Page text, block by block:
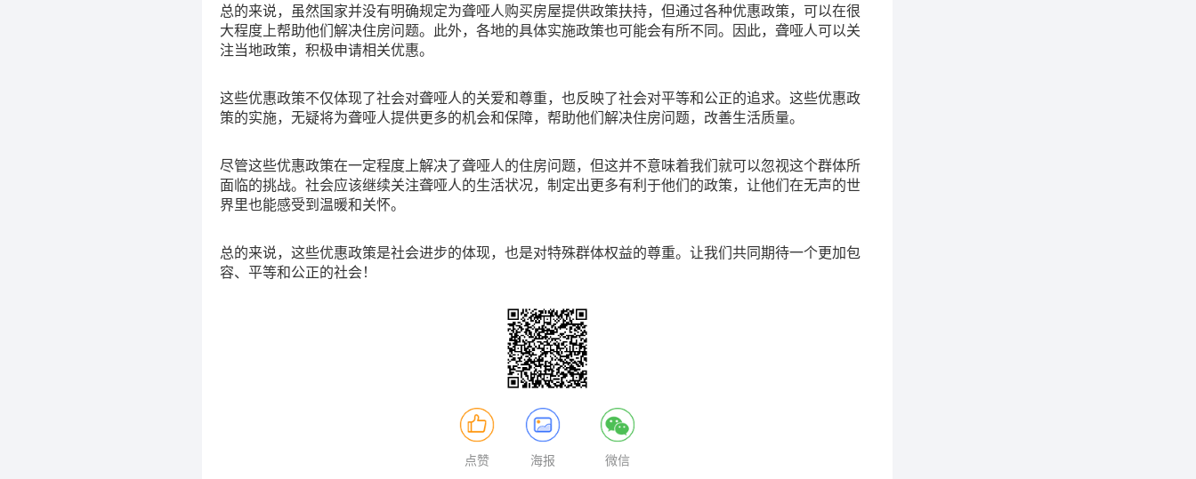
总的来说，虽然国家并没有明确规定为聋哑人购买房屋提供政策扶持，但通过各种优惠政策，可以在很
大程度上帮助他们解决住房问题。此外，各地的具体实施政策也可能会有所不同。因此，聋哑人可以关
注当地政策，积极申请相关优惠。
这些优惠政策不仅体现了社会对聋哑人的关爱和尊重，也反映了社会对平等和公正的追求。这些优惠政
策的实施，无疑将为聋哑人提供更多的机会和保障，帮助他们解决住房问题，改善生活质量。
尽管这些优惠政策在一定程度上解决了聋哑人的住房问题，但这并不意味着我们就可以忽视这个群体所
面临的挑战。社会应该继续关注聋哑人的生活状况，制定出更多有利于他们的政策，让他们在无声的世
界里也能感受到温暖和关怀。
总的来说，这些优惠政策是社会进步的体现，也是对特殊群体权益的尊重。让我们共同期待一个更加包
容、平等和公正的社会！
点赞 海报 微信